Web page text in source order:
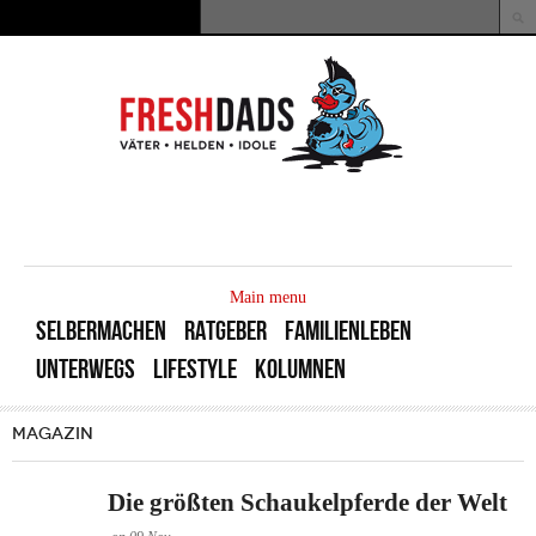
Suchformular
Main menu
SELBERMACHEN RATGEBER
FAMILIENLEBEN
UNTERWEGS
LIFESTYLE KOLUMNEN
MAGAZIN
Die größten Schaukelpferde der Welt